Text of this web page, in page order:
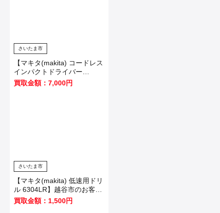
さいたま市
【マキタ(makita) コードレス
インパクトドライバー
TD173DZB】川口市のお客様
から買取いたしました！
買取金額：7,000円
さいたま市
【マキタ(makita) 低速用ドリ
ル 6304LR】越谷市のお客様
から買取いたしました！
買取金額：1,500円